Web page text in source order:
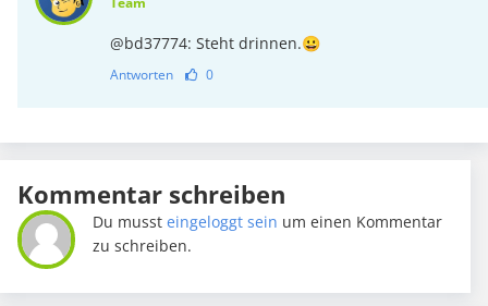
@bd37774: Steht drinnen.😀
Antworten 0
Kommentar schreiben
Du mussteingeloggt sein um einen Kommentar
zu schreiben.